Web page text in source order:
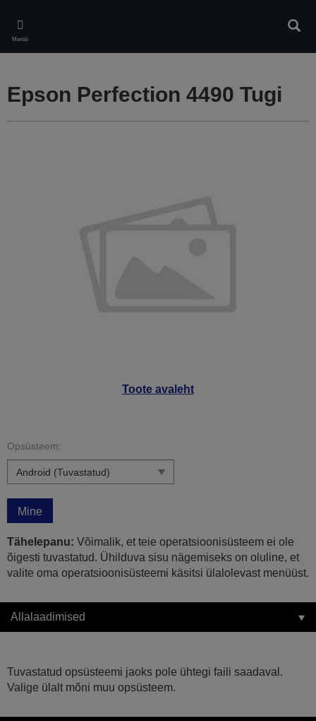
main
content
Menüü
Toote avaleht
Epson Perfection 4490 Tugi
Opsüsteem:
Mine
Tähelepanu: Võimalik, et teie operatsioonisüsteem ei ole
õigesti tuvastatud. Ühilduva sisu nägemiseks on oluline, et
valite oma operatsioonisüsteemi käsitsi ülalolevast menüüst.
Allalaadimised
Tuvastatud opsüsteemi jaoks pole ühtegi faili saadaval.
Valige ülalt mõni muu opsüsteem.